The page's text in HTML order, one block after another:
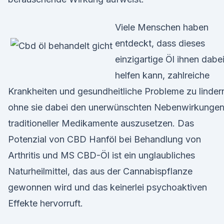
Viele Menschen haben
entdeckt, dass dieses
einzigartige Öl ihnen dabei
helfen kann, zahlreiche
Krankheiten und gesundheitliche Probleme zu
ohne sie dabei den unerwünschten Nebenwirkungen
traditioneller Medikamente auszusetzen. Das
Potenzial von CBD Hanföl bei Behandlung von
Arthritis und MS CBD-Öl ist ein unglaubliches
Naturheilmittel, das aus der Cannabispflanze
gewonnen wird und das keinerlei psychoaktiven
Effekte hervorruft.